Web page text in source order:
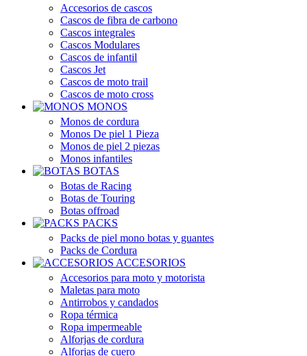
Accesorios de cascos
Cascos de fibra de carbono
Cascos integrales
Cascos Modulares
Cascos de infantil
Cascos Jet
Cascos de moto trail
Cascos de moto cross
MONOS
Monos de cordura
Monos De piel 1 Pieza
Monos de piel 2 piezas
Monos infantiles
BOTAS
Botas de Racing
Botas de Touring
Botas offroad
PACKS
Packs de piel mono botas y guantes
Packs de Cordura
ACCESORIOS
Accesorios para moto y motorista
Maletas para moto
Antirrobos y candados
Ropa térmica
Ropa impermeable
Alforjas de cordura
Alforjas de cuero